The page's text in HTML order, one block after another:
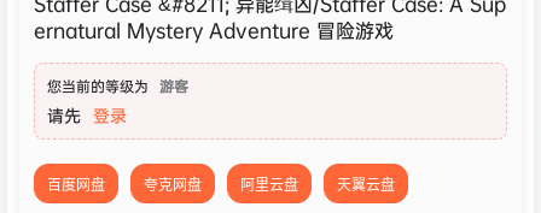
ernatural Mystery Adventure 冒险‎游戏
您当前的等级为 游客
请先 登录
百度网盘 夸克网盘 阿里云盘 天翼云盘